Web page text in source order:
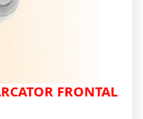
FRONTAL